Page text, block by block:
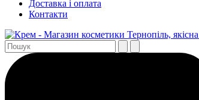
Доставка і оплата
Контакти